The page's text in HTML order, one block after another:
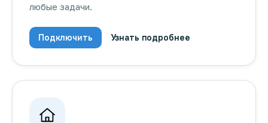
любые задачи.
Подключить Узнать подробнее